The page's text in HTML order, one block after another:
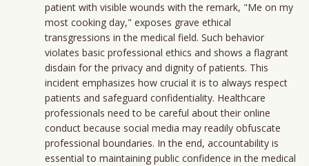
patient with visible wounds with the remark, "Me on my
most cooking day," exposes grave ethical
transgressions in the medical field. Such behavior
violates basic professional ethics and shows a flagrant
disdain for the privacy and dignity of patients. This
incident emphasizes how crucial it is to always respect
patients and safeguard confidentiality. Healthcare
professionals need to be careful about their online
conduct because social media may readily obfuscate
professional boundaries. In the end, accountability is
essential to maintaining public confidence in the medical